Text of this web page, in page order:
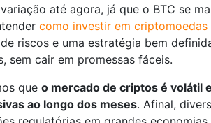
até agora, já que o BTC se
como investir em criptomoedas
riscos e uma estratégia bem
sem cair em promessas fáceis.
que o mercado de criptos é volátil
ao longo dos meses. Afinal,